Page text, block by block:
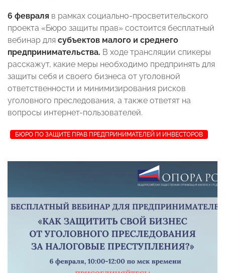
6 февраля в рамках социально-просветительского
проекта «Бюро защиты прав» состоится бесплатный
вебинар для субъектов малого и среднего
предпринимательства. В ходе трансляции спикеры
расскажут, какие меры необходимо предпринять для
защиты себя и своего бизнеса от уголовной
ответственности и минимизирования рисков
уголовного преследования, а также ответят на
вопросы интернет-пользователей.
БЮРО ПО ЗАЩИТЕ ПРАВ ПРЕДПРИНИМАТЕЛЕЙ И ИНВЕСТОРОВ